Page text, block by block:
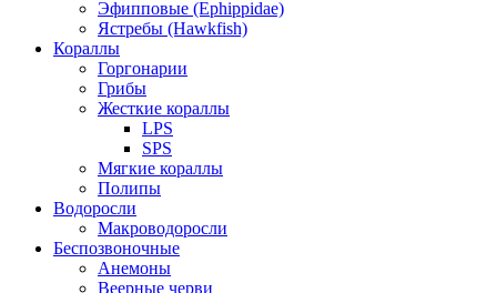
Эфипповые (Ephippidae)
Ястребы (Hawkfish)
Кораллы
Горгонарии
Грибы
Жесткие кораллы
LPS
SPS
Мягкие кораллы
Полипы
Водоросли
Макроводоросли
Беспозвоночные
Анемоны
Веерные черви